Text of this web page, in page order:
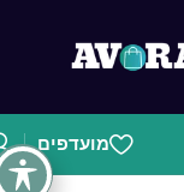
מועדפים